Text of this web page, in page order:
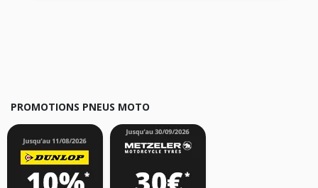
PROMOTIONS PNEUS MOTO